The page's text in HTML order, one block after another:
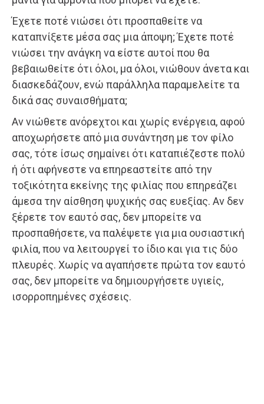
Έχετε ποτέ νιώσει ότι προσπαθείτε να
καταπνίξετε μέσα σας μια άποψη; Έχετε ποτέ
νιώσει την ανάγκη να είστε αυτοί που θα
βεβαιωθείτε ότι όλοι, μα όλοι, νιώθουν άνετα και
διασκεδάζουν, ενώ παράλληλα παραμελείτε τα
δικά σας συναισθήματα;
Αν νιώθετε ανόρεχτοι και χωρίς ενέργεια, αφού
αποχωρήσετε από μια συνάντηση με τον φίλο
σας, τότε ίσως σημαίνει ότι καταπιέζεστε πολύ
ή ότι αφήνεστε να επηρεαστείτε από την
τοξικότητα εκείνης της φιλίας που επηρεάζει
άμεσα την αίσθηση ψυχικής σας ευεξίας. Αν δεν
ξέρετε τον εαυτό σας, δεν μπορείτε να
προσπαθήσετε, να παλέψετε για μια ουσιαστική
φιλία, που να λειτουργεί το ίδιο και για τις δύο
πλευρές. Χωρίς να αγαπήσετε πρώτα τον εαυτό
σας, δεν μπορείτε να δημιουργήσετε υγιείς,
ισορροπημένες σχέσεις.